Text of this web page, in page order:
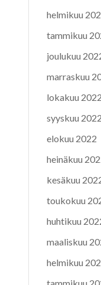
helmikuu
tammikuu
joulukuu
marraskuu
lokakuu 2022
syyskuu 2022
elokuu 2022
heinäkuu
kesäkuu
toukokuu
huhtikuu
maaliskuu
helmikuu